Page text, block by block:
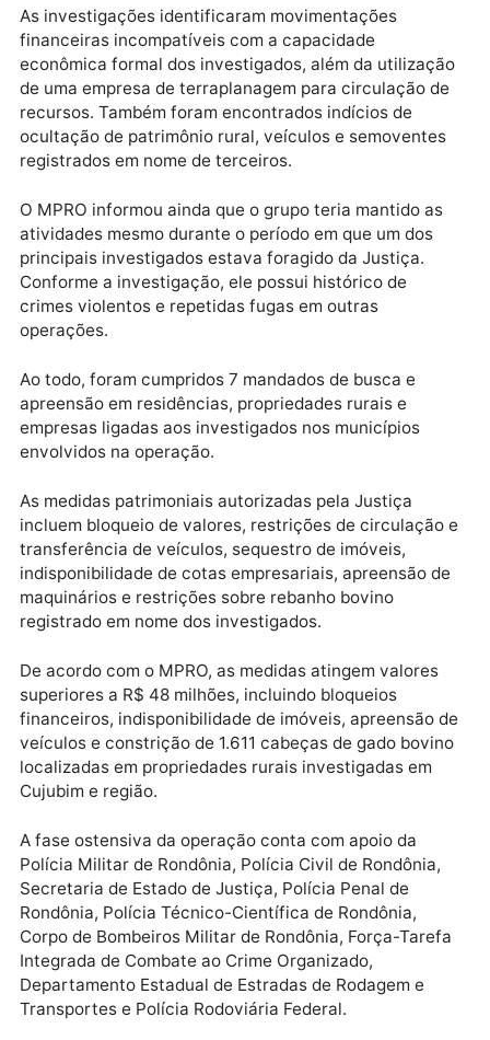
Segundo o MPRO, a apuração surgiu a partir de um
Procedimento Investigatório Criminal instaurado
investigar a existência de uma milícia privada
de utilizar empresas e terceiros para ocultar
patrimônio e dissimular a origem de valores ilícitos.
As investigações identificaram movimentações
financeiras incompatíveis com a capacidade
econômica formal dos investigados, além da
de uma empresa de terraplanagem para circulação
recursos. Também foram encontrados indícios de
ocultação de patrimônio rural, veículos e
registrados em nome de terceiros.
O MPRO informou ainda que o grupo teria mantido
atividades mesmo durante o período em que um dos
principais investigados estava foragido da Justiça.
crimes violentos e repetidas fugas em outras
operações.
Ao todo, foram cumpridos 7 mandados de busca e
apreensão em residências, propriedades rurais e
empresas ligadas aos investigados nos municípios
envolvidos na operação.
As medidas patrimoniais autorizadas pela Justiça
incluem bloqueio de valores, restrições de
transferência de veículos, sequestro de imóveis,
indisponibilidade de cotas empresariais, apreensão
registrado em nome dos investigados.
De acordo com o MPRO, as medidas atingem valores
superiores a R$ 48 milhões, incluindo bloqueios
financeiros, indisponibilidade de imóveis, apreensão
veículos e constrição de 1.611 cabeças de gado
localizadas em propriedades rurais investigadas em